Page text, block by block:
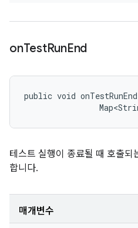
onTestRunEnd
public void
테스트 실행이 종료될 때 호출
합니다.
매개변수